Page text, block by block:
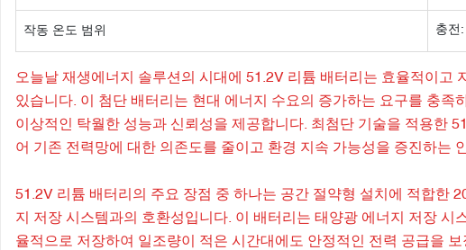
작동 온도 범위 충
오늘날 재생에너지 솔루션의 시대에 51.2V 리튬 배터리는 효율적이고
있습니다. 이 첨단 배터리는 현대 에너지 수요의 증가하는 요구를 충족
이상적인 탁월한 성능과 신뢰성을 제공합니다. 최첨단 기술을 적용한
어 기존 전력망에 대한 의존도를 줄이고 환경 지속 가능성을 증진하는
51.2V 리튬 배터리의 주요 장점 중 하나는 공간 절약형 설치에 적합한
지 저장 시스템과의 호환성입니다. 이 배터리는 태양광 에너지 저장
율적으로 저장하여 일조량이 적은 시간대에도 안정적인 전력 공급을